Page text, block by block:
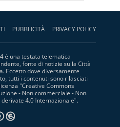
PUBBLICITÀ PRIVACY POLICY
è una testata telematica
fonte di notizie sulla Città
Eccetto dove diversamente
tutti i contenuti sono rilasciati
"Creative Commons
- Non commerciale - Non
4.0 Internazionale".